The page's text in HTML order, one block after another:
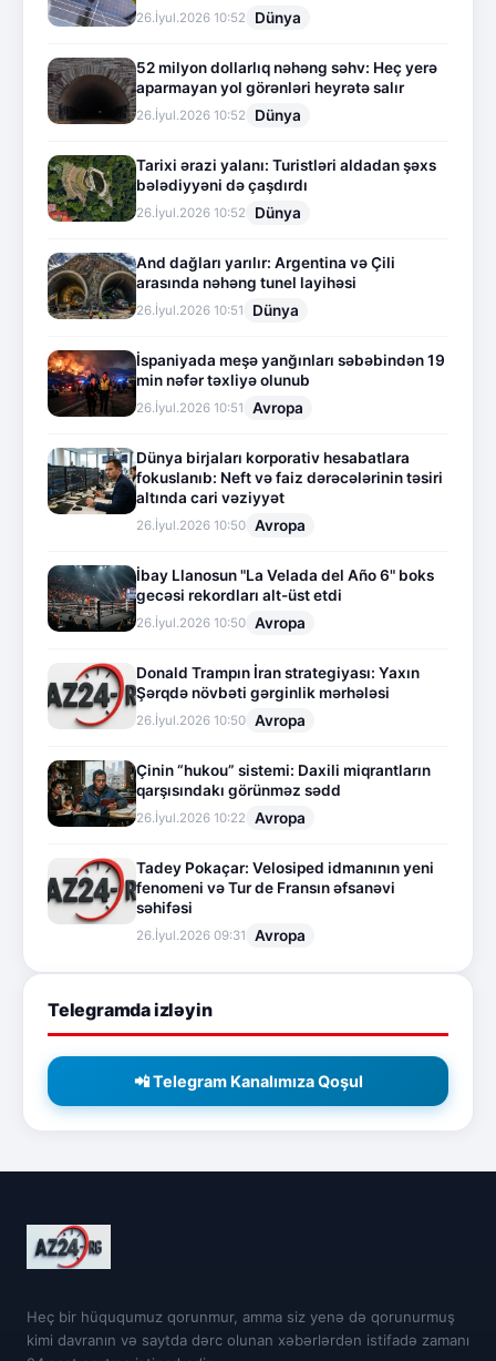
26.İyul.2026 10:52 Dünya
52 milyon dollarlıq nəhəng səhv: Heç yerə
aparmayan yol görənləri heyrətə salır
26.İyul.2026 10:52 Dünya
Tarixi ərazi yalanı: Turistləri aldadan şəxs
bələdiyyəni də çaşdırdı
26.İyul.2026 10:52 Dünya
And dağları yarılır: Argentina və Çili
arasında nəhəng tunel layihəsi
26.İyul.2026 10:51 Dünya
İspaniyada meşə yanğınları səbəbindən 19
min nəfər təxliyə olunub
26.İyul.2026 10:51 Avropa
Dünya birjaları korporativ hesabatlara
fokuslanıb: Neft və faiz dərəcələrinin təsiri
altında cari vəziyyət
26.İyul.2026 10:50 Avropa
İbay Llanosun "La Velada del Año 6" boks
gecəsi rekordları alt-üst etdi
26.İyul.2026 10:50 Avropa
Donald Trampın İran strategiyası: Yaxın
Şərqdə növbəti gərginlik mərhələsi
26.İyul.2026 10:50 Avropa
Çinin “hukou” sistemi: Daxili miqrantların
qarşısındakı görünməz sədd
26.İyul.2026 10:22 Avropa
Tadey Pokaçar: Velosiped idmanının yeni
fenomeni və Tur de Fransın əfsanəvi
səhifəsi
26.İyul.2026 09:31 Avropa
Telegramda izləyin
📲 Telegram Kanalımıza Qoşul
Heç bir hüququmuz qorunmur, amma siz yenə də qorunurmuş
kimi davranın və saytda dərc olunan xəbərlərdən istifadə zamanı